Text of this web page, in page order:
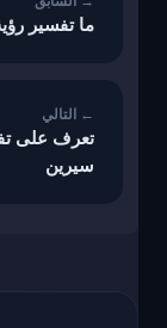
ما تفسير
تعرف على
سيرين